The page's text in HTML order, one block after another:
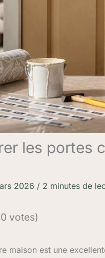
les portes
2026 / 2 minutes de
votes)
maison est une